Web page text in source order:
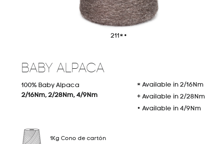
02 Tejido a Máquina
211
BABY ALPACA
100% Baby Alpaca
2/16Nm, 2/28Nm, 4/9Nm
1Kg Cono de cartón
Available in 2/16Nm
Available in 2/28Nm
Available in 4/9Nm